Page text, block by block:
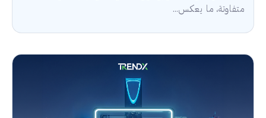
متفاوتة، ما يعكس...